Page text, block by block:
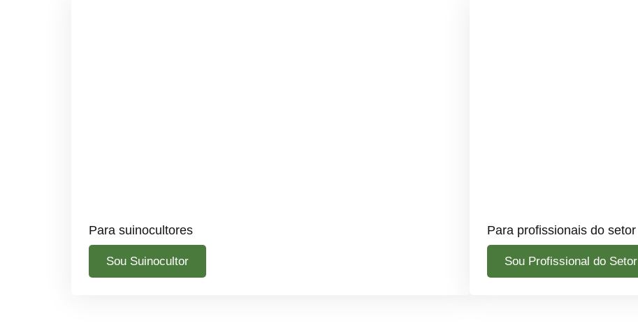
Para suinocultores
Sou Suinocultor
Para profissionais do setor
Sou Profissional do Setor